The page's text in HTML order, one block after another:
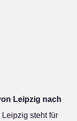
Leipzig nach
steht für